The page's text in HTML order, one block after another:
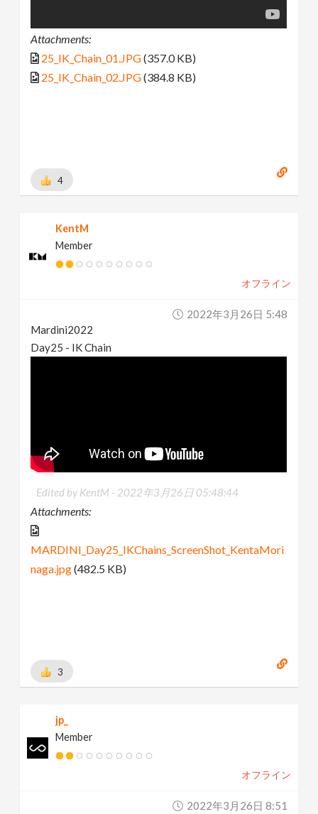
Attachments:
25_IK_Chain_01.JPG(357.0 KB)
25_IK_Chain_02.JPG(384.8 KB)
4
KentM
Member
オフライン
2022年3月26日 5:48
Mardini2022
Day25 - IK Chain
Edited by KentM - 2022年3月26日 05:48:44
Attachments:
MARDINI_Day25_IKChains_ScreenShot_KentaMori
naga.jpg(482.5 KB)
3
jp_
Member
オフライン
2022年3月26日 8:51